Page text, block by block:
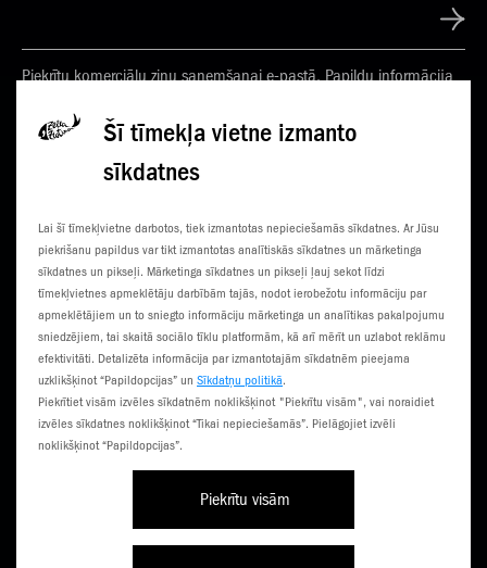
Šī tīmekļa vietne izmanto
sīkdatnes
Lai šī tīmekļvietne darbotos, tiek izmantotas nepieciešamās sīkdatnes. Ar Jūsu
piekrišanu papildus var tikt izmantotas analītiskās sīkdatnes un mārketinga
sīkdatnes un pikseļi. Mārketinga sīkdatnes un pikseļi ļauj sekot līdzi
tīmekļvietnes apmeklētāju darbībām tajās, nodot ierobežotu informāciju par
apmeklētājiem un to sniegto informāciju mārketinga un analītikas pakalpojumu
sniedzējiem, tai skaitā sociālo tīklu platformām, kā arī mērīt un uzlabot reklāmu
efektivitāti. Detalizēta informācija par izmantotajām sīkdatnēm pieejama
uzklikšķinot “Papildopcijas” un Sīkdatņu politikā.
Piekrītiet visām izvēles sīkdatnēm noklikšķinot "Piekrītu visām", vai noraidiet
izvēles sīkdatnes noklikšķinot “Tikai nepieciešamās”. Pielāgojiet izvēli
noklikšķinot “Papildopcijas”.
Piekrītu visām
Piekrītu komerciālu ziņu saņemšanai e-pastā. Papildu informācija
KLIENTU CENTRI
SŪTI SMS
ČEMPIONĀTS
3G NORIETS
TŪRISTIEM